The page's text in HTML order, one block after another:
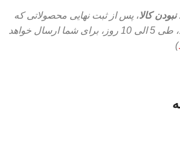
کالا، پس از ثبت نهایی محصولاتی که
روز،
برای شما ارسال خواهد
)